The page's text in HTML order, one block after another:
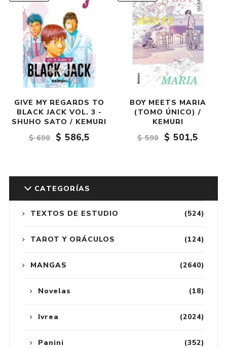
GIVE MY REGARDS TO
BLACK JACK VOL. 3 -
SHUHO SATO / KEMURI
$ 690
$ 586,5
BOY MEETS MARIA
(TOMO ÚNICO) /
KEMURI
$ 590
$ 501,5
CATEGORÍAS
(524)
TEXTOS DE ESTUDIO
(124)
TAROT Y ORÁCULOS
(2640)
MANGAS
(18)
Novelas
(2024)
Ivrea
(352)
Panini